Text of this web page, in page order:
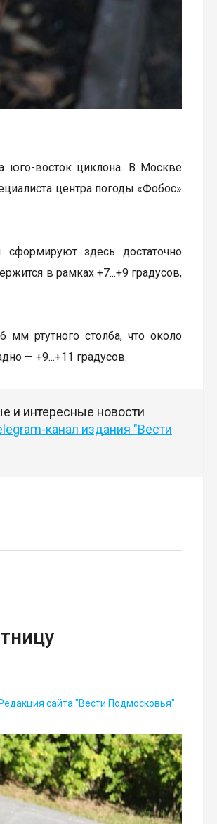
юго-восток циклона. В Москве
центра погоды «Фобос»
здесь достаточно
в рамках +7...+9 градусов,
мм ртутного столба, что около
— +9...+11 градусов.
и интересные новости
канал издания "Вести
Редакция сайта "Вести Подмосковья"